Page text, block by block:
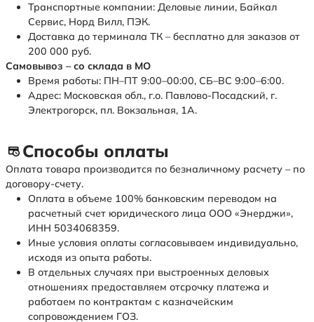
Транспортные компании: Деловые линии, Байкал
Сервис, Норд Вилл, ПЭК.
Доставка до терминала ТК – бесплатно для заказов от
200 000 руб.
Самовывоз – со склада в МО
Время работы: ПН–ПТ 9:00–00:00, СБ–ВС 9:00–6:00.
Адрес: Московская обл., г.о. Павлово-Посадский, г.
Электрогорск, пл. Вокзальная, 1А.
Способы оплаты
Оплата товара производится по безналичному расчету – по
договору-счету.
Оплата в объеме 100% банковским переводом на
расчетный счет юридического лица ООО «Энерджи»,
ИНН 5034068359.
Иные условия оплаты согласовываем индивидуально,
исходя из опыта работы.
В отдельных случаях при выстроенных деловых
отношениях предоставляем отсрочку платежа и
работаем по контрактам с казначейским
сопровождением ГОЗ.